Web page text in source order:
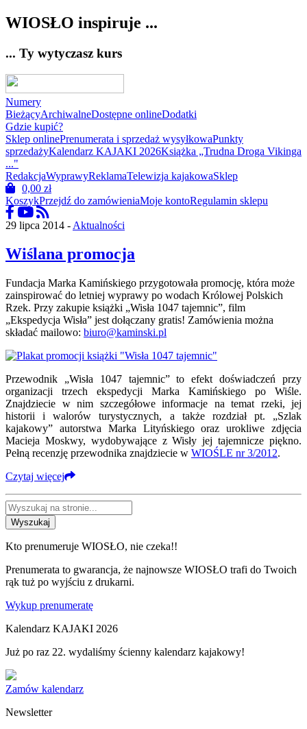
WIOSŁO inspiruje ...
... Ty wytyczasz kurs
Numery
BieżącyArchiwalneDostępne onlineDodatki
Gdzie kupić?
Sklep onlinePrenumerata i sprzedaż wysyłkowaPunkty
sprzedażyKalendarz KAJAKI 2026Książka „Trudna Droga Vikinga
..."
RedakcjaWyprawyReklamaTelewizja kajakowaSklep
0,00 zł
KoszykPrzejdź do zamówieniaMoje kontoRegulamin sklepu
29 lipca 2014 - Aktualności
Wiślana promocja
Fundacja Marka Kamińskiego przygotowała promocję, która może
zainspirować do letniej wyprawy po wodach Królowej Polskich
Rzek. Przy zakupie książki „Wisła 1047 tajemnic”, film
„Ekspedycja Wisła” jest dołączany gratis! Zamówienia można
składać mailowo: biuro@kaminski.pl
Przewodnik „Wisła 1047 tajemnic” to efekt doświadczeń przy
organizacji trzech ekspedycji Marka Kamińskiego po Wiśle.
Znajdziecie w nim szczegółowe informacje na temat rzeki, jej
historii i walorów turystycznych, a także rozdział pt. „Szlak
kajakowy” autorstwa Marka Lityńskiego oraz urokliwe zdjęcia
Macieja Moskwy, wydobywające z Wisły jej tajemnicze piękno.
Pełną recenzję przewodnika znajdziecie w WIOŚLE nr 3/2012.
Czytaj więcej
Wyszukaj
Kto prenumeruje WIOSŁO, nie czeka!!
Prenumerata to gwarancja, że najnowsze WIOSŁO trafi do Twoich
rąk tuż po wyjściu z drukarni.
Wykup prenumeratę
Kalendarz KAJAKI 2026
Już po raz 22. wydaliśmy ścienny kalendarz kajakowy!
Zamów kalendarz
Newsletter